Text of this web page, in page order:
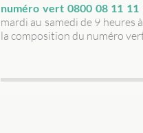
numéro vert 0800 08 11 11
mardi au samedi de 9 heures
la composition du numéro